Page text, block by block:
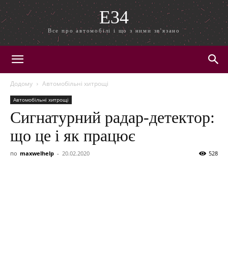
E34
Все про автомобілі і що з ними зв'язано
Додому Автомобільні хитрощі
Автомобільні хитрощі
Сигнатурний радар-детектор:
що це і як працює
по maxwelhelp - 20.02.2020 528